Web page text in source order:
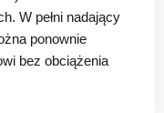
W pełni nadający
ponownie
bez obciążenia